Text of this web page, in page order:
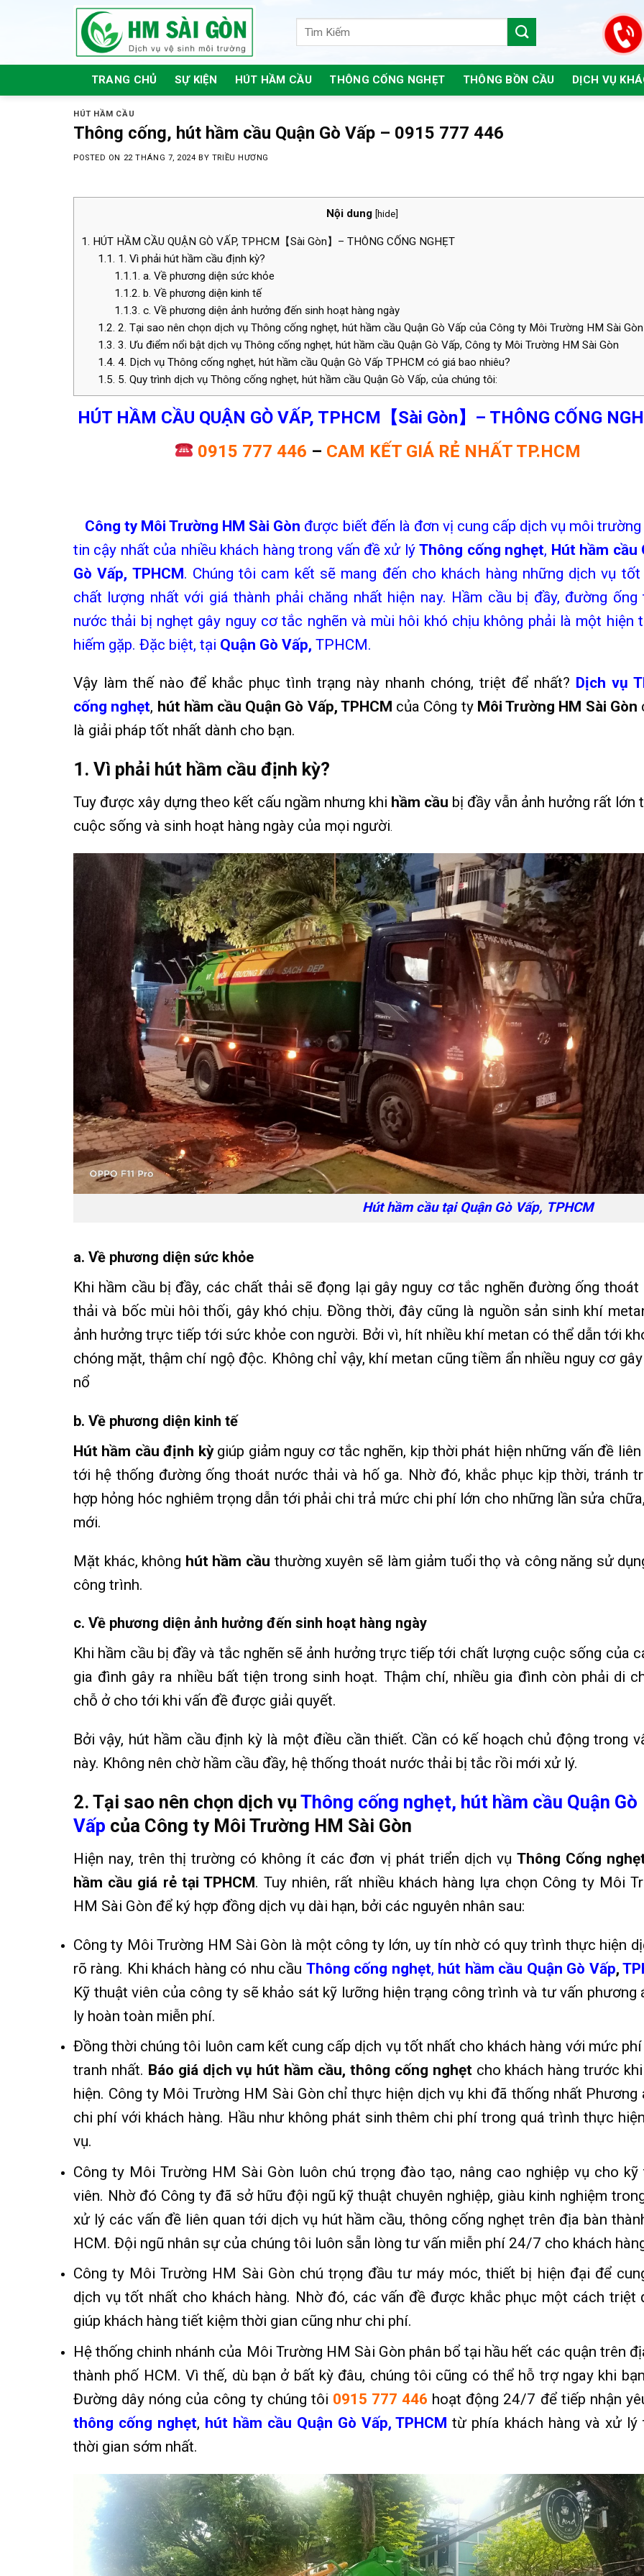
TRANG CHỦ SỰ KIỆN HÚT HẦM CẦU THÔNG CỐNG NGHẸT THÔNG BỒN CẦU DỊCH VỤ
HÚT HẦM CẦU
Thông cống, hút hầm cầu Quận Gò Vấp – 0915 777 446
POSTED ON 22 THÁNG 7, 2024 BY TRIỀU HƯƠNG
Nội dung [hide]
1. HÚT HẦM CẦU QUẬN GÒ VẤP, TPHCM【Sài Gòn】– THÔNG CỐNG NGHẸT
1.1. 1. Vì phải hút hầm cầu định kỳ?
1.1.1. a. Về phương diện sức khỏe
1.1.2. b. Về phương diện kinh tế
1.1.3. c. Về phương diện ảnh hưởng đến sinh hoạt hàng ngày
1.2. 2. Tại sao nên chọn dịch vụ Thông cống nghẹt, hút hầm cầu Quận Gò Vấp của Công ty Môi Trường HM Sài Gòn
1.3. 3. Ưu điểm nổi bật dịch vụ Thông cống nghẹt, hút hầm cầu Quận Gò Vấp, Công ty Môi Trường HM Sài Gòn
1.4. 4. Dịch vụ Thông cống nghẹt, hút hầm cầu Quận Gò Vấp TPHCM có giá bao nhiêu?
1.5. 5. Quy trình dịch vụ Thông cống nghẹt, hút hầm cầu Quận Gò Vấp, của chúng tôi:
HÚT HẦM CẦU QUẬN GÒ VẤP, TPHCM【Sài Gòn】 – THÔNG CỐNG
0915 777 446 – CAM KẾT GIÁ RẺ NHẤT TP.HCM
Công ty Môi Trường HM Sài Gòn được biết đến là đơn vị cung cấp dịch vụ môi trường
tin cậy nhất của nhiều khách hàng trong vấn đề xử lýThông cống nghẹt, Hút hầm cầu
Gò Vấp, TPHCM. Chúng tôi cam kết sẽ mang đến cho khách hàng những dịch vụ tốt
chất lượng nhất với giá thành phải chăng nhất hiện nay. Hầm cầu bị đầy, đường ống
nước thải bị nghẹt gây nguy cơ tắc nghẽn và mùi hôi khó chịu không phải là một hiện
hiếm gặp. Đặc biệt, tại Quận Gò Vấp, TPHCM.
Vậy làm thế nào để khắc phục tình trạng này nhanh chóng, triệt để nhất? Dịch vụ
cống nghẹt, hút hầm cầu Quận Gò Vấp, TPHCM của Công ty Môi Trường HM Sài Gòn
là giải pháp tốt nhất dành cho bạn.
1. Vì phải hút hầm cầu định kỳ?
Tuy được xây dựng theo kết cấu ngầm nhưng khi hầm cầu bị đầy vẫn ảnh hưởng rất lớn
cuộc sống và sinh hoạt hàng ngày của mọi người.
Hút hầm cầu tại Quận Gò Vấp, TPHCM
a. Về phương diện sức khỏe
Khi hầm cầu bị đầy, các chất thải sẽ đọng lại gây nguy cơ tắc nghẽn đường ống thoát
thải và bốc mùi hôi thối, gây khó chịu. Đồng thời, đây cũng là nguồn sản sinh khí
ảnh hưởng trực tiếp tới sức khỏe con người. Bởi vì, hít nhiều khí metan có thể dẫn tới
chóng mặt, thậm chí ngộ độc. Không chỉ vậy, khí metan cũng tiềm ẩn nhiều nguy cơ
nổ
b. Về phương diện kinh tế
Hút hầm cầu định kỳgiúp giảm nguy cơ tắc nghẽn, kịp thời phát hiện những vấn đề liên
tới hệ thống đường ống thoát nước thải và hố ga. Nhờ đó, khắc phục kịp thời, tránh
hợp hỏng hóc nghiêm trọng dẫn tới phải chi trả mức chi phí lớn cho những lần sửa
mới.
Mặt khác, không hút hầm cầu thường xuyên sẽ làm giảm tuổi thọ và công năng sử
công trình.
c. Về phương diện ảnh hưởng đến sinh hoạt hàng ngày
Khi hầm cầu bị đầy và tắc nghẽn sẽ ảnh hưởng trực tiếp tới chất lượng cuộc sống của
gia đình gây ra nhiều bất tiện trong sinh hoạt. Thậm chí, nhiều gia đình còn phải di
chỗ ở cho tới khi vấn đề được giải quyết.
Bởi vậy, hút hầm cầu định kỳ là một điều cần thiết. Cần có kế hoạch chủ động trong
này. Không nên chờ hầm cầu đầy, hệ thống thoát nước thải bị tắc rồi mới xử lý.
2. Tại sao nên chọn dịch vụ Thông cống nghẹt, hút hầm cầu Quận Gò
Vấp của Công ty Môi Trường HM Sài Gòn
Hiện nay, trên thị trường có không ít các đơn vị phát triển dịch vụ Thông Cống
hầm cầu giá rẻ tại TPHCM. Tuy nhiên, rất nhiều khách hàng lựa chọn Công ty Môi
HM Sài Gòn để ký hợp đồng dịch vụ dài hạn, bởi các nguyên nhân sau:
Công ty Môi Trường HM Sài Gòn là một công ty lớn, uy tín nhờ có quy trình thực hiện
rõ ràng. Khi khách hàng có nhu cầu Thông cống nghẹt, hút hầm cầu Quận Gò Vấp,
Kỹ thuật viên của công ty sẽ khảo sát kỹ lưỡng hiện trạng công trình và tư vấn phương
ly hoàn toàn miễn phí.
Đồng thời chúng tôi luôn cam kết cung cấp dịch vụ tốt nhất cho khách hàng với mức
tranh nhất. Báo giá dịch vụ hút hầm cầu, thông cống nghẹtcho khách hàng trước
hiện. Công ty Môi Trường HM Sài Gòn chỉ thực hiện dịch vụ khi đã thống nhất Phương
chi phí với khách hàng. Hầu như không phát sinh thêm chi phí trong quá trình thực
vụ.
Công ty Môi Trường HM Sài Gòn luôn chú trọng đào tạo, nâng cao nghiệp vụ cho kỹ
viên. Nhờ đó Công ty đã sở hữu đội ngũ kỹ thuật chuyên nghiệp, giàu kinh nghiệm
xử lý các vấn đề liên quan tới dịch vụ hút hầm cầu, thông cống nghẹt trên địa bàn
HCM. Đội ngũ nhân sự của chúng tôi luôn sẵn lòng tư vấn miễn phí 24/7 cho khách
Công ty Môi Trường HM Sài Gòn chú trọng đầu tư máy móc, thiết bị hiện đại để
dịch vụ tốt nhất cho khách hàng. Nhờ đó, các vấn đề được khắc phục một cách triệt
giúp khách hàng tiết kiệm thời gian cũng như chi phí.
Hệ thống chinh nhánh của Môi Trường HM Sài Gòn phân bổ tại hầu hết các quận trên
thành phố HCM. Vì thế, dù bạn ở bất kỳ đâu, chúng tôi cũng có thể hỗ trợ ngay khi
Đường dây nóng của công ty chúng tôi 0915 777 446 hoạt động 24/7 để tiếp nhận
thông cống nghẹt, hút hầm cầu Quận Gò Vấp, TPHCM từ phía khách hàng và xử lý
thời gian sớm nhất.